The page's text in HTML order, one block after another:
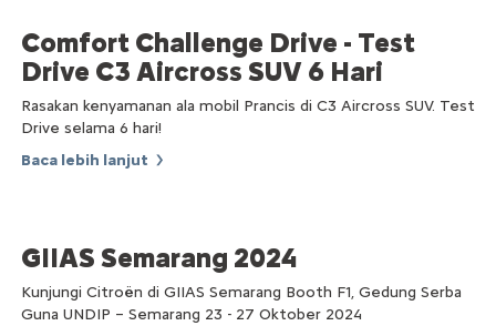
Comfort Challenge Drive - Test
Drive C3 Aircross SUV 6 Hari
Rasakan kenyamanan ala mobil Prancis di C3 Aircross SUV. Test
Drive selama 6 hari!
Baca lebih lanjut
GIIAS Semarang 2024
Kunjungi Citroën di GIIAS Semarang Booth F1, Gedung Serba
Guna UNDIP – Semarang 23 - 27 Oktober 2024